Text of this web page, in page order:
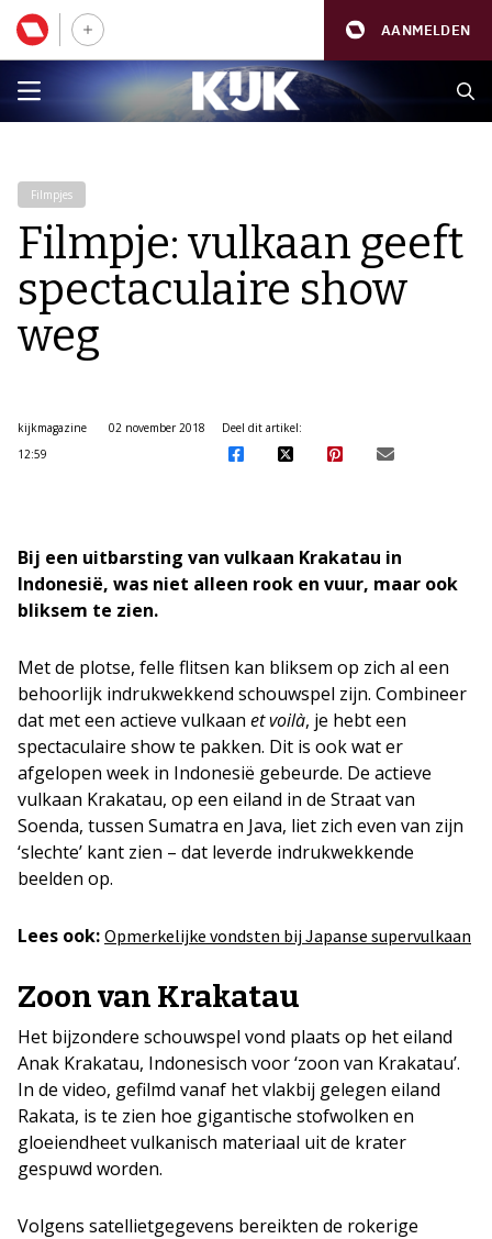
AANMELDEN
Filmpjes
Filmpje: vulkaan geeft
spectaculaire show
weg
kijkmagazine
02 november 2018
12:59
Deel dit artikel:
Bij een uitbarsting van vulkaan Krakatau in
Indonesië, was niet alleen rook en vuur, maar ook
bliksem te zien.
Met de plotse, felle flitsen kan bliksem op zich al een
behoorlijk indrukwekkend schouwspel zijn. Combineer
dat met een actieve vulkaan et voilà, je hebt een
spectaculaire show te pakken. Dit is ook wat er
afgelopen week in Indonesië gebeurde. De actieve
vulkaan Krakatau, op een eiland in de Straat van
Soenda, tussen Sumatra en Java, liet zich even van zijn
‘slechte’ kant zien – dat leverde indrukwekkende
beelden op.
Lees ook: Opmerkelijke vondsten bij Japanse supervulkaan
Zoon van Krakatau
Het bijzondere schouwspel vond plaats op het eiland
Anak Krakatau, Indonesisch voor ‘zoon van Krakatau’.
In de video, gefilmd vanaf het vlakbij gelegen eiland
Rakata, is te zien hoe gigantische stofwolken en
gloeiendheet vulkanisch materiaal uit de krater
gespuwd worden.
Volgens satellietgegevens bereikten de rokerige